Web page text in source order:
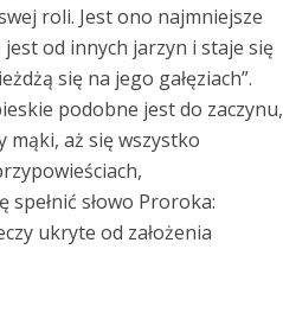
roli. Jest ono najmniejsze
od innych jarzyn i staje się
się na jego gałęziach”.
podobne jest do zaczynu,
mąki, aż się wszystko
spełnić słowo Proroka:
ukryte od założenia